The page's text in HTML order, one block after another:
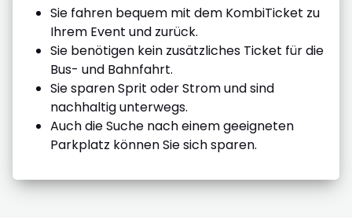
Sie fahren bequem mit dem KombiTicket zu
Ihrem Event und zurück.
Sie benötigen kein zusätzliches Ticket für die
Bus- und Bahnfahrt.
Sie sparen Sprit oder Strom und sind
nachhaltig unterwegs.
Auch die Suche nach einem geeigneten
Parkplatz können Sie sich sparen.